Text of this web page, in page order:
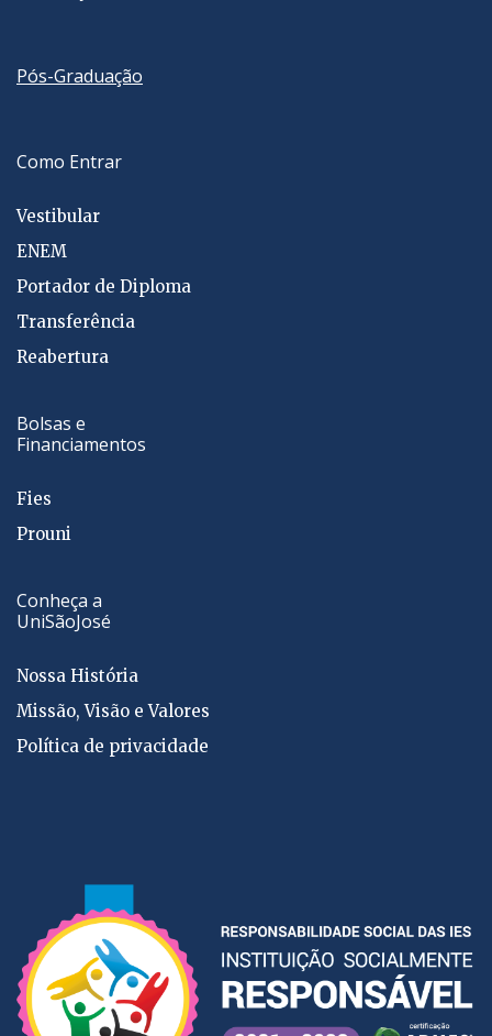
Pós-Graduação
Como Entrar
Vestibular
ENEM
Portador de Diploma
Transferência
Reabertura
Bolsas e
Financiamentos
Fies
Prouni
Conheça a
UniSãoJosé
Nossa História
Missão, Visão e Valores
Política de privacidade